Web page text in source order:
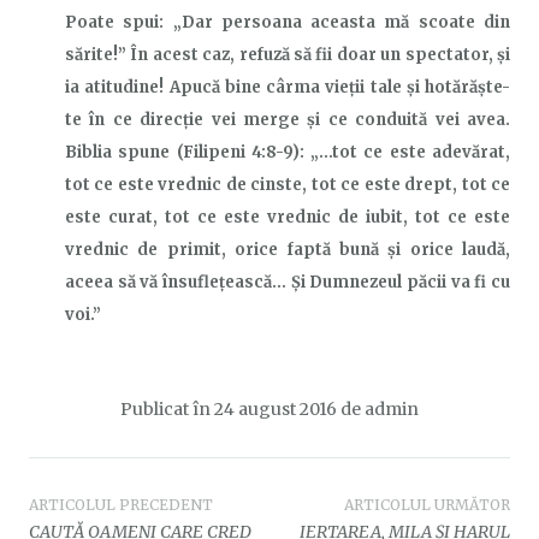
Poate spui: „Dar persoana aceasta mă scoate din
sărite!” În acest caz, refuză să fii doar un spectator, și
ia atitudine! Apucă bine cârma vieții tale și hotărăște-
te în ce direcție vei merge și ce conduită vei avea.
Biblia spune (Filipeni 4:8-9): „…tot ce este adevărat,
tot ce este vrednic de cinste, tot ce este drept, tot ce
este curat, tot ce este vrednic de iubit, tot ce este
vrednic de primit, orice faptă bună şi orice laudă,
aceea să vă însufleţească… Şi Dumnezeul păcii va fi cu
voi.”
Publicat în 24 august 2016 de admin
Navigare
ARTICOLUL PRECEDENT
CAUTĂ OAMENI CARE CRED
ARTICOLUL URMĂTOR
IERTAREA, MILA ȘI HARUL